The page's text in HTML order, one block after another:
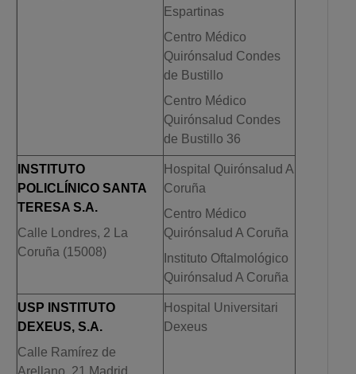
Espartinas
Centro Médico
Quirónsalud Condes
de Bustillo
Centro Médico
Quirónsalud Condes
de Bustillo 36
INSTITUTO
POLICLÍNICO SANTA
TERESA S.A.
Calle Londres, 2 La
Coruña (15008)
Hospital Quirónsalud A
Coruña
Centro Médico
Quirónsalud A Coruña
Instituto Oftalmológico
Quirónsalud A Coruña
USP INSTITUTO
DEXEUS, S.A.
Calle Ramírez de
Arellano, 21 Madrid
Hospital Universitari
Dexeus